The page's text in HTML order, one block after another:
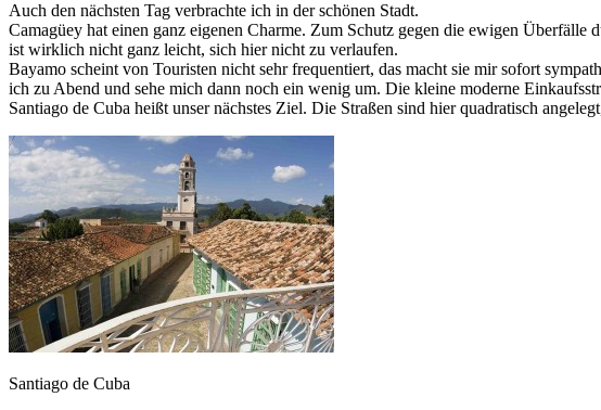
Auch den nächsten Tag verbrachte ich in der schönen Stadt.
Camagüey hat einen ganz eigenen Charme. Zum Schutz gegen die ewigen
ist wirklich nicht ganz leicht, sich hier nicht zu verlaufen.
Bayamo scheint von Touristen nicht sehr frequentiert, das macht sie mir sofort
ich zu Abend und sehe mich dann noch ein wenig um. Die kleine moderne
Santiago de Cuba heißt unser nächstes Ziel. Die Straßen sind hier quadratisch
Santiago de Cuba